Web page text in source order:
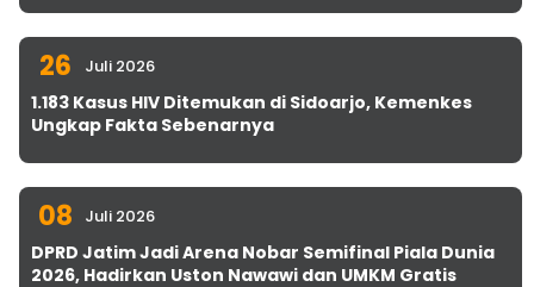
26 Juli 2026
1.183 Kasus HIV Ditemukan di Sidoarjo, Kemenkes
Ungkap Fakta Sebenarnya
08 Juli 2026
DPRD Jatim Jadi Arena Nobar Semifinal Piala Dunia
2026, Hadirkan Uston Nawawi dan UMKM Gratis